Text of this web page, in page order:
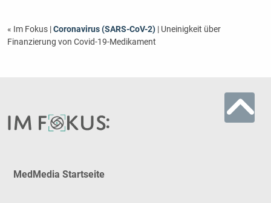
« Im Fokus |Coronavirus (SARS-CoV-2)| Uneinigkeit über
Finanzierung von Covid-19-Medikament
MedMedia Startseite